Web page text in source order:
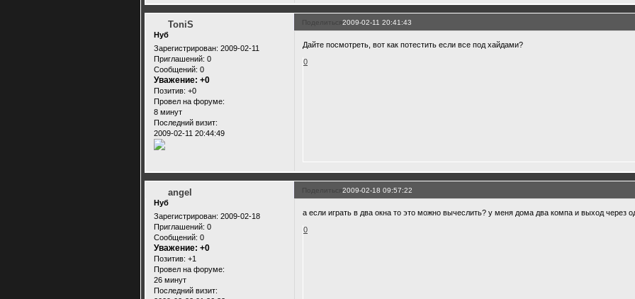
Поделиться2009-02-11 20:41:43
ToniS
Нуб
Зарегистрирован: 2009-02-11
Приглашений: 0
Сообщений: 0
Уважение: +0
Позитив: +0
Провел на форуме:
8 минут
Последний визит:
2009-02-11 20:44:49
Дайте посмотреть, вот как потестить если все под хайдами?
0
Поделиться2009-02-18 09:57:22
angel
Нуб
Зарегистрирован: 2009-02-18
Приглашений: 0
Сообщений: 0
Уважение: +0
Позитив: +1
Провел на форуме:
26 минут
Последний визит:
а если играть в два окна то это можно вычеслить? у меня дома два компа и выход через
0